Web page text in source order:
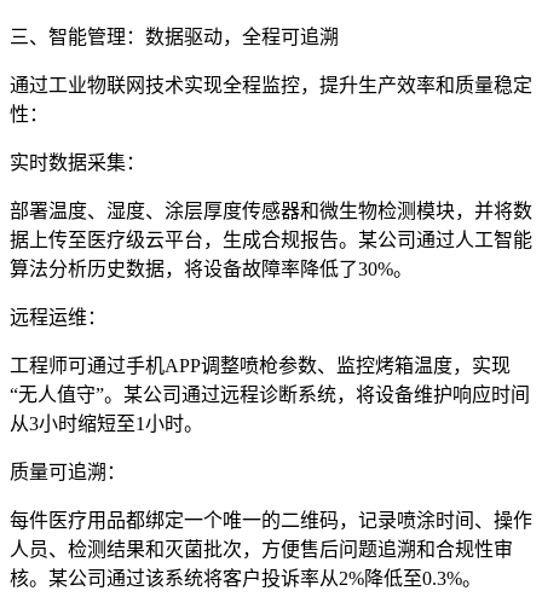
三、智能管理：数据驱动，全程可追溯
通过工业物联网技术实现全程监控，提升生产效率和质量稳定
性：
实时数据采集：
部署温度、湿度、涂层厚度传感器和微生物检测模块，并将数
据上传至医疗级云平台，生成合规报告。某公司通过人工智能
算法分析历史数据，将设备故障率降低了30%。
远程运维：
工程师可通过手机APP调整喷枪参数、监控烤箱温度，实现
“无人值守”。某公司通过远程诊断系统，将设备维护响应时间
从3小时缩短至1小时。
质量可追溯：
每件医疗用品都绑定一个唯一的二维码，记录喷涂时间、操作
人员、检测结果和灭菌批次，方便售后问题追溯和合规性审
核。某公司通过该系统将客户投诉率从2%降低至0.3%。